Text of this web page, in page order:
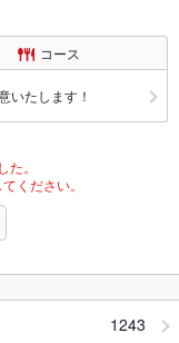
コース
いたします！
。
ください。
1243